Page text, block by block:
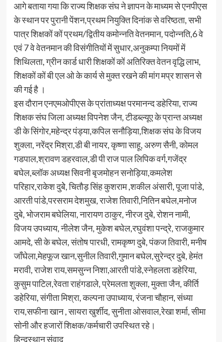
आगे बताया गया कि राज्य शिक्षक संघ ने ज्ञापन के माध्यम से एनपीएस
के स्थान पर पुरानी पेंशन,प्रथम नियुक्ति दिनांक से वरिष्ठता, सभी
पात्र शिक्षकों कों प्रथम/द्वितीय कमोन्नति वेतनमान, पदोन्नति,6 वे
एवं 7 वे वेतनमान की विसंगीतियों में सुधार,अनुकम्पा नियमों में
शिथिलता, ग्रीन कार्ड धारी शिक्षकों कों अतिरिक्त वेतन वृद्धि लाभ,
शिक्षकों कों बी एल ओ के कार्य से मुक्त रखने की मांग मप्र शासन से
की गई है ।
इस दौरान एनएमओपीएस के प्रांताध्यक्ष परमानन्द डहेरिया, राज्य
शिक्षक संघ जिला अध्यक्ष विपनेश जैन, टीडब्ल्यूए के प्रान्त अध्यक्ष
डी के सिंगोर,महेन्द्र पंड्या,कपिल सनौड़िया,शिक्षक संघ के विजय
शुक्ला, नरेंद्र मिश्रा,डी बी नायर, कृष्णा साहू, अरुण सैनी, कोमल
गडपाल,श्रावण डहरवाल,डी पी राज पाल लिपिक वर्ग,गजेंद्र
बघेल,ब्लॉक अध्यक्ष सिवनी बृजमोहन सनोड़िया,कमलेश
परिहार,राकेश दुबेे, चितौड़ सिंह कुशराम ,शकील अंसारी, पूजा पांडे,
आरती पांडे,परसराम देशमुख, राजेश तिवारी,नितिन बघेल,मनोज
दुबे, भोजराम बघेलिया, नारायण ठाकुर, नीरज दुबे, रोशन नामी,
विजय उपध्याय, नीलेश जैन, मुकेश बघेल,रघुवंशा पन्द्रे, राजकुमार
आमदे, सी के बघेल, संतोष पारधी, रामकृष्ण दुबे, पंकज तिवारी, मनीष
जाँघेला,मेहफूज खान,सुनील तिवारी,गुमान बघेल,सुरेन्द्र दुबे, हेमंत
मरावी, राजेश राय,समसुन्न निशा,आरती पांडे,स्नेहलता डहेरिया,
कुसुम पाटिल,रेवता राहंगडाले, प्रेमलता शुक्ला, मुक्ता जैन, कीर्ति
डहेरिया, संगीता मिश्रा, कल्पना उपाध्याय, रंजना चौहान, संध्या
राय,सफीना खान , सायरा खुर्शीद, सुनीता ओसवाल,रेखा शर्मा, सीमा
सोनी और हजारों शिक्षक/कर्मचारी उपस्थित रहे।
हिन्दुस्थान संवाद